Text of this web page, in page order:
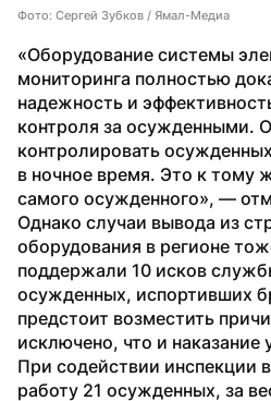
Фото: Сергей Зубков / Ямал-Медиа
«Оборудование системы
мониторинга полностью
надежность и
контроля за осужденными.
контролировать
в ночное время. Это к тому
самого осужденного», —
Однако случаи вывода из
оборудования в регионе
поддержали 10 исков
осужденных, испортивших
предстоит возместить
исключено, что и наказание
При содействии инспекции
работу 21 осужденных, за